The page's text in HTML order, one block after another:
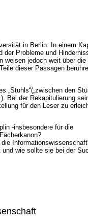
in Berlin. In einem
der Probleme und
weisen jedoch weit über
dieser Passagen
den
Bei der Rekapitulierung
für den Leser zu
-insbesondere für die
wie sollte sie bei der